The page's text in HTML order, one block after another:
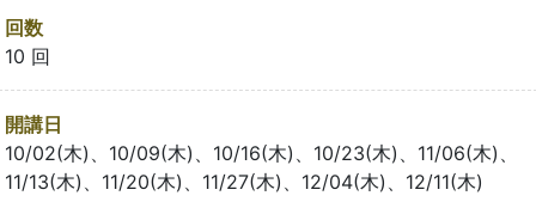
回数
10 回
開講日
10/02(木)、10/09(木)、10/16(木)、10/23(木)、11/06(木)、
11/13(木)、11/20(木)、11/27(木)、12/04(木)、12/11(木)